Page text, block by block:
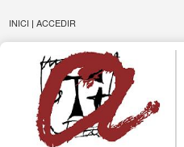
INICI | ACCEDIR